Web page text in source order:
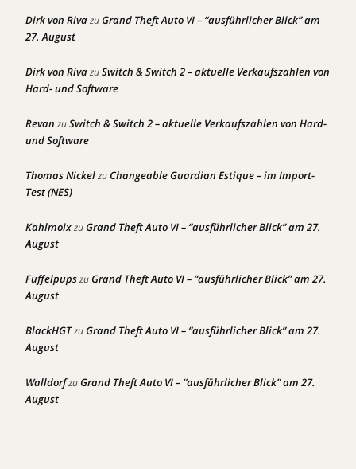
Dirk von RivazuGrand Theft Auto VI – “ausführlicher Blick” am
27. August
Dirk von RivazuSwitch & Switch 2 – aktuelle Verkaufszahlen von
Hard- und Software
Revan zuSwitch & Switch 2 – aktuelle Verkaufszahlen von Hard-
und Software
Thomas NickelzuChangeable Guardian Estique – im Import-
Test (NES)
KahlmoixzuGrand Theft Auto VI – “ausführlicher Blick” am 27.
August
FuffelpupszuGrand Theft Auto VI – “ausführlicher Blick” am 27.
August
BlackHGTzuGrand Theft Auto VI – “ausführlicher Blick” am 27.
August
WalldorfzuGrand Theft Auto VI – “ausführlicher Blick” am 27.
August